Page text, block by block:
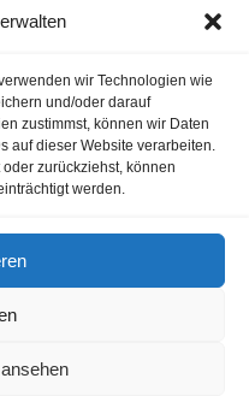
wir Technologien wie
und/oder darauf
zustimmst, können wir Daten
auf dieser Website verarbeiten.
zurückziehst, können
werden.